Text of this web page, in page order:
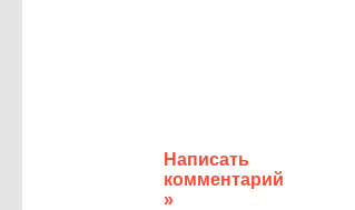
Написать
комментарий
»